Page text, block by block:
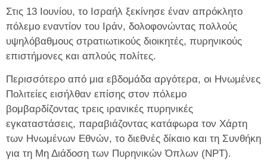
Στις 13 Ιουνίου, το Ισραήλ ξεκίνησε έναν απρόκλητο
πόλεμο εναντίον του Ιράν, δολοφονώντας πολλούς
υψηλόβαθμους στρατιωτικούς διοικητές, πυρηνικούς
επιστήμονες και απλούς πολίτες.
Περισσότερο από μια εβδομάδα αργότερα, οι Ηνωμένες
Πολιτείες εισήλθαν επίσης στον πόλεμο
βομβαρδίζοντας τρεις ιρανικές πυρηνικές
εγκαταστάσεις, παραβιάζοντας κατάφωρα τον Χάρτη
των Ηνωμένων Εθνών, το διεθνές δίκαιο και τη Συνθήκη
για τη Μη Διάδοση των Πυρηνικών Όπλων (NPT).